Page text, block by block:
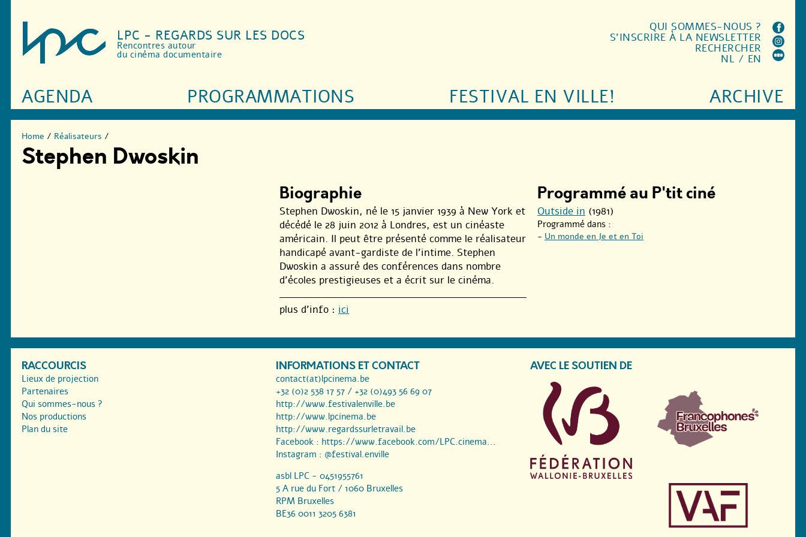
LPC - REGARDS SUR LES DOCS
Rencontres autour
du cinéma documentaire
AGENDA PROGRAMMATIONS FESTIVAL EN VILLE! ARCHIVE
QUI SOMMES-NOUS ?
S'INSCRIRE À LA NEWSLETTER
RECHERCHER
NL / EN
Home / Réalisateurs /
Stephen Dwoskin
Biographie
Stephen Dwoskin, né le 15 janvier 1939 à New York et
décédé le 28 juin 2012 à Londres, est un cinéaste
américain. Il peut être présenté comme le réalisateur
handicapé avant-gardiste de l’intime. Stephen
Dwoskin a assuré des conférences dans nombre
d’écoles prestigieuses et a écrit sur le cinéma.
plus d’info : ici
Programmé au P'tit ciné
Outside in (1981)
Programmé dans :
- Un monde en Je et en Toi
RACCOURCIS
Lieux de projection
Partenaires
Qui sommes-nous ?
Nos productions
Plan du site
INFORMATIONS ET CONTACT
contact(at)lpcinema.be
+32 (0)2 538 17 57 / +32 (0)493 56 69 07
http://www.festivalenville.be
http://www.lpcinema.be
http://www.regardssurletravail.be
Facebook : https://www.facebook.com/LPC.cinema...
Instagram : @festival.enville
asbl LPC - 0451955761
5 A rue du Fort / 1060 Bruxelles
RPM Bruxelles
BE36 0011 3205 6381
AVEC LE SOUTIEN DE